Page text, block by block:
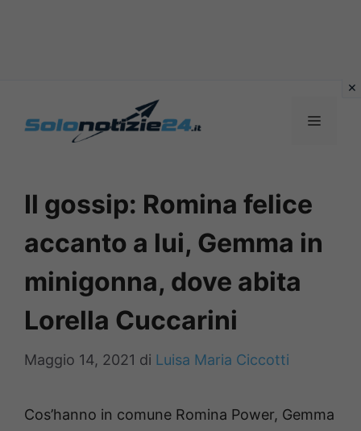
MENU
Il gossip: Romina felice
accanto a lui, Gemma in
minigonna, dove abita
Lorella Cuccarini
Maggio 14, 2021 di Luisa Maria Ciccotti
Cos’hanno in comune Romina Power, Gemma